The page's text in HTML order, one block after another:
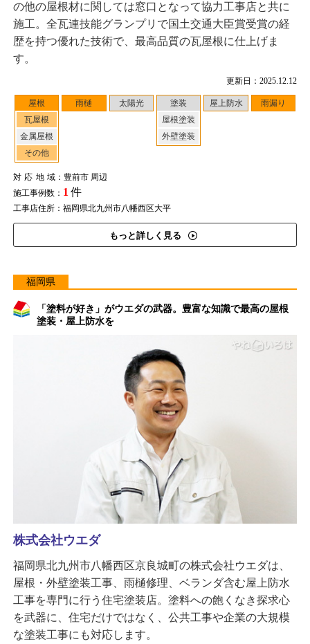
更新日：2025.12.12
屋根
瓦屋根
金属屋根
その他
雨樋 太陽光
塗装
屋根塗装
外壁塗装
屋上防水 雨漏り
対応地域：豊前市 周辺
施工事例数： 1 件
工事店住所：福岡県北九州市八幡西区大平
もっと詳しく見る
の他の屋根材に関しては窓口となって協力工事店と共に
施工。全瓦連技能グランプリで国土交通大臣賞受賞の経
歴を持つ優れた技術で、最高品質の瓦屋根に仕上げま
す。
福岡県
「塗料が好き」がウエダの武器。豊富な知識で最高の屋根
塗装・屋上防水を
株式会社ウエダ
福岡県北九州市八幡西区京良城町の株式会社ウエダは、
屋根・外壁塗装工事、雨樋修理、ベランダ含む屋上防水
工事を専門に行う住宅塗装店。塗料への飽くなき探求心
を武器に、住宅だけではなく、公共工事や企業の大規模
な塗装工事にも対応します。